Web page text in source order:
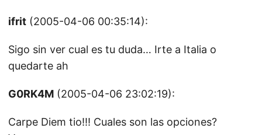
ifrit (2005-04-06 00:35:14):
Sigo sin ver cual es tu duda… Irte a Italia o
quedarte ah
G0RK4M (2005-04-06 23:02:19):
Carpe Diem tio!!! Cuales son las opciones?